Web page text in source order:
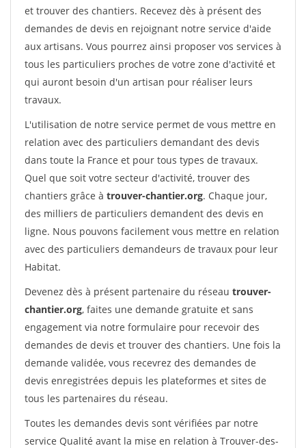
et trouver des chantiers. Recevez dès à présent des
demandes de devis en rejoignant notre service d'aide
aux artisans. Vous pourrez ainsi proposer vos services à
tous les particuliers proches de votre zone d'activité et
qui auront besoin d'un artisan pour réaliser leurs
travaux.
L'utilisation de notre service permet de vous mettre en
relation avec des particuliers demandant des devis
dans toute la France et pour tous types de travaux.
Quel que soit votre secteur d'activité, trouver des
chantiers grâce à trouver-chantier.org. Chaque jour,
des milliers de particuliers demandent des devis en
ligne. Nous pouvons facilement vous mettre en relation
avec des particuliers demandeurs de travaux pour leur
Habitat.
Devenez dès à présent partenaire du réseau trouver-
chantier.org, faites une demande gratuite et sans
engagement via notre formulaire pour recevoir des
demandes de devis et trouver des chantiers. Une fois la
demande validée, vous recevrez des demandes de
devis enregistrées depuis les plateformes et sites de
tous les partenaires du réseau.
Toutes les demandes devis sont vérifiées par notre
service Qualité avant la mise en relation à Trouver-des-